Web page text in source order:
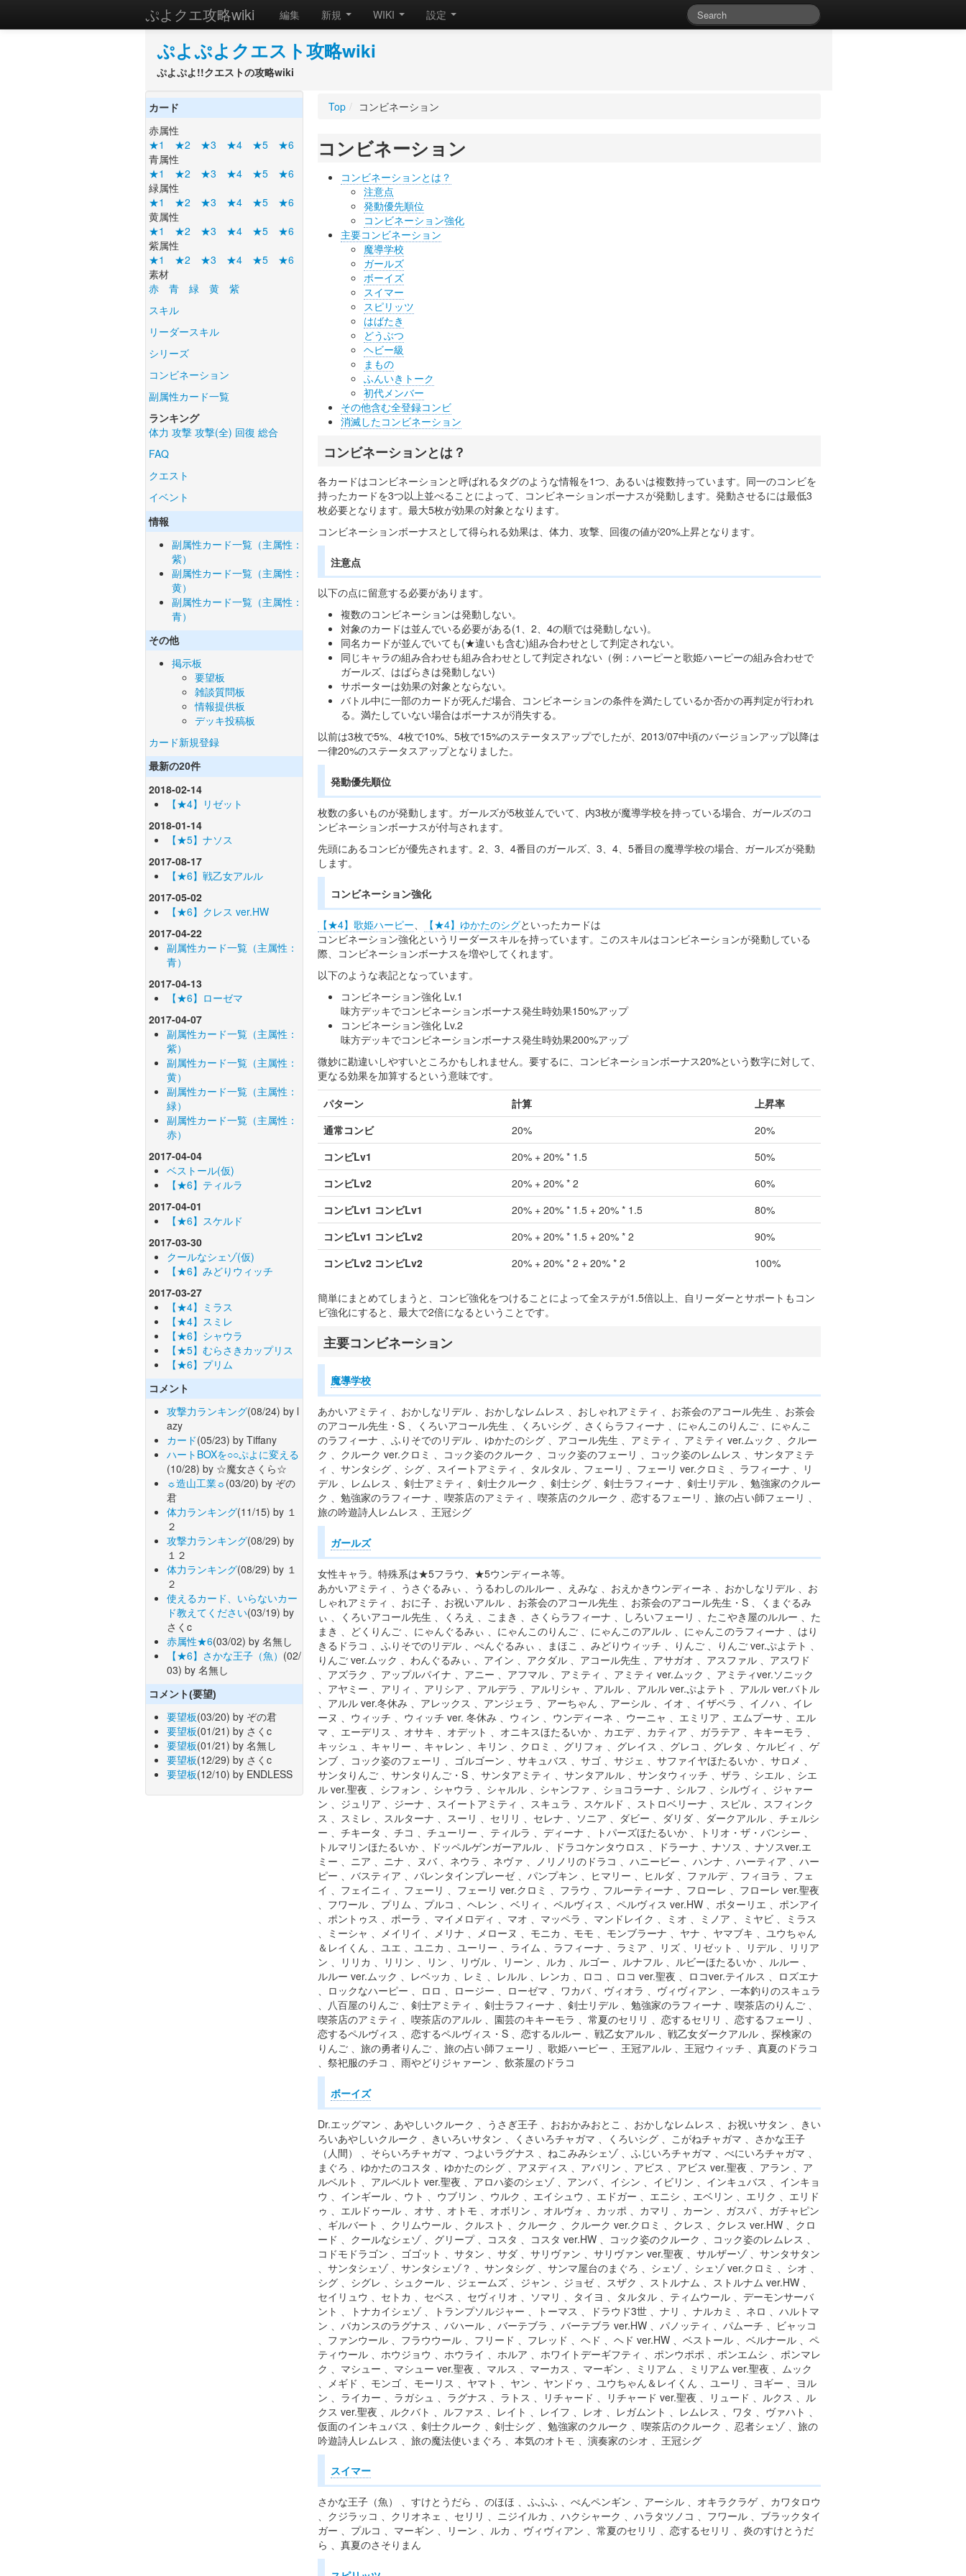
ぷよクエ攻略wiki 編集 新規 WIKI 設定
ぷよぷよクエスト攻略wiki
ぷよぷよ!!クエストの攻略wiki
カード
赤属性
★1
★2 ★3 ★4 ★5
★6
青属性
★1
★2 ★3 ★4 ★5
★6
緑属性
★1
★2 ★3 ★4 ★5
★6
黄属性
★1
★2 ★3 ★4 ★5
★6
紫属性
★1
★2 ★3 ★4 ★5
★6
素材
赤
青 緑 黄
紫
スキル
リーダースキル
シリーズ
コンビネーション
副属性カード一覧
ランキング
体力 攻撃 攻撃(全) 回復 総合
FAQ
クエスト
イベント
情報
副属性カード一覧（主属性：
紫）
副属性カード一覧（主属性：
黄）
副属性カード一覧（主属性：
青）
その他
掲示板
要望板
雑談質問板
情報提供板
デッキ投稿板
カード新規登録
最新の20件
2018-02-14
【★4】リゼット
2018-01-14
【★5】ナソス
2017-08-17
【★6】戦乙女アルル
2017-05-02
【★6】クレス ver.HW
2017-04-22
副属性カード一覧（主属性：
青）
2017-04-13
【★6】ローゼマ
2017-04-07
副属性カード一覧（主属性：
紫）
副属性カード一覧（主属性：
黄）
副属性カード一覧（主属性：
緑）
副属性カード一覧（主属性：
赤）
2017-04-04
ベストール(仮)
【★6】ティルラ
2017-04-01
【★6】スケルド
2017-03-30
クールなシェゾ(仮)
【★6】みどりウィッチ
2017-03-27
【★4】ミラス
【★4】スミレ
【★6】シャウラ
【★5】むらさきカップリス
【★6】プリム
コメント
攻撃力ランキング(08/24) by l
azy
カード(05/23) by Tiffany
ハートBOXを○○ぷよに変える
(10/28) by ☆魔女さくら☆
☼造山工業☼(03/20) by ぞの
君
体力ランキング(11/15) by １
２
攻撃力ランキング(08/29) by
１２
体力ランキング(08/29) by １
２
使えるカード、いらないカー
ド教えてください(03/19) by
さくc
赤属性★6(03/02) by 名無し
【★6】さかな王子（魚） (02/
03) by 名無し
コメント(要望)
要望板(03/20) by ぞの君
要望板(01/21) by さくc
要望板(01/21) by 名無し
要望板(12/29) by さくc
要望板(12/10) by ENDLESS
Top / コンビネーション
コンビネーション
コンビネーションとは？
注意点
発動優先順位
コンビネーション強化
主要コンビネーション
魔導学校
ガールズ
ボーイズ
スイマー
スピリッツ
はばたき
どうぶつ
ヘビー級
まもの
ふんいきトーク
初代メンバー
その他含む全登録コンビ
消滅したコンビネーション
コンビネーションとは？
各カードはコンビネーションと呼ばれるタグのような情報を1つ、あるいは複数持っています。同一のコンビを
持ったカードを3つ以上並べることによって、コンビネーションボーナスが発動します。発動させるには最低3
枚必要となります。最大5枚が効果の対象となります。
コンビネーションボーナスとして得られる効果は、体力、攻撃、回復の値が20%上昇となります。
注意点
以下の点に留意する必要があります。
複数のコンビネーションは発動しない。
対象のカードは並んでいる必要がある(1、2、4の順では発動しない)。
同名カードが並んでいても(★違いも含む)組み合わせとして判定されない。
同じキャラの組み合わせも組み合わせとして判定されない（例：ハーピーと歌姫ハーピーの組み合わせで
ガールズ、はばらきは発動しない)
サポーターは効果の対象とならない。
バトル中に一部のカードが死んだ場合、コンビネーションの条件を満たしているか否かの再判定が行われ
る。満たしていない場合はボーナスが消失する。
以前は3枚で5%、4枚で10%、5枚で15%のステータスアップでしたが、2013/07中頃のバージョンアップ以降は
一律20%のステータスアップとなりました。
発動優先順位
枚数の多いものが発動します。ガールズが5枚並んでいて、内3枚が魔導学校を持っている場合、ガールズのコ
ンビネーションボーナスが付与されます。
先頭にあるコンビが優先されます。2、3、4番目のガールズ、3、4、5番目の魔導学校の場合、ガールズが発動
します。
コンビネーション強化
【★4】歌姫ハーピー 【★4】ゆかたのシグといったカードは
コンビネーション強化というリーダースキルを持っています。このスキルはコンビネーションが発動している
際、コンビネーションボーナスを増やしてくれます。
以下のような表記となっています。
コンビネーション強化 Lv.1
味方デッキでコンビネーションボーナス発生時効果150%アップ
コンビネーション強化 Lv.2
味方デッキでコンビネーションボーナス発生時効果200%アップ
微妙に勘違いしやすいところかもしれません。要するに、コンビネーションボーナス20%という数字に対して、
更なる効果を加算するという意味です。
パターン
計算
上昇率
通常コンビ
20%
20%
コンビLv1
20% + 20% * 1.5
50%
コンビLv2
20% + 20% * 2
60%
コンビLv1 コンビLv1
20% + 20% * 1.5 + 20% * 1.5
80%
コンビLv1 コンビLv2
20% + 20% * 1.5 + 20% * 2
90%
コンビLv2 コンビLv2
20% + 20% * 2 + 20% * 2 100%
簡単にまとめてしまうと、コンビ強化をつけることによって全ステが1.5倍以上、自リーダーとサポートもコン
ビ強化にすると、最大で2倍になるということです。
主要コンビネーション
魔導学校
あかいアミティ 、おかしなリデル 、おかしなレムレス 、おしゃれアミティ 、お茶会のアコール先生 、お茶会
のアコール先生・S 、くろいアコール先生 、くろいシグ 、さくらラフィーナ 、にゃんこのりんご 、にゃんこ
のラフィーナ 、ふりそでのリデル 、ゆかたのシグ 、アコール先生 、アミティ 、アミティ ver.ムック 、クルー
ク 、クルーク ver.クロミ 、コック姿のクルーク 、コック姿のフェーリ 、コック姿のレムレス 、サンタアミテ
ィ 、サンタシグ 、シグ 、スイートアミティ 、タルタル 、フェーリ 、フェーリ ver.クロミ 、ラフィーナ 、リ
デル 、レムレス 、剣士アミティ 、剣士クルーク 、剣士シグ 、剣士ラフィーナ 、剣士リデル 、勉強家のクルー
ク 、勉強家のラフィーナ 、喫茶店のアミティ 、喫茶店のクルーク 、恋するフェーリ 、旅の占い師フェーリ 、
旅の吟遊詩人レムレス 、王冠シグ
ガールズ
女性キャラ。特殊系は★5フラウ、★5ウンディーネ等。
あかいアミティ 、うさぐるみぃ 、うるわしのルルー 、えみな 、おえかきウンディーネ 、おかしなリデル 、お
しゃれアミティ 、おに子 、お祝いアルル 、お茶会のアコール先生 、お茶会のアコール先生・S 、くまぐるみ
ぃ 、くろいアコール先生 、くろえ 、こまき 、さくらラフィーナ 、しろいフェーリ 、たこやき屋のルルー 、た
まき 、どくりんご 、にゃんぐるみぃ 、にゃんこのりんご 、にゃんこのアルル 、にゃんこのラフィーナ 、はり
きるドラコ 、ふりそでのリデル 、ぺんぐるみぃ 、まほこ 、みどりウィッチ 、りんご 、りんご ver.ぷよテト 、
りんご ver.ムック 、わんぐるみぃ 、アイン 、アクダル 、アコール先生 、アサガオ 、アスファル 、アスワド
、アズラク 、アップルパイナ 、アニー 、アフマル 、アミティ 、アミティ ver.ムック 、アミティver.ソニック
、アヤミー 、アリィ 、アリシア 、アルデラ 、アルリシャ 、アルル 、アルル ver.ぷよテト 、アルル ver.バトル
、アルル ver.冬休み 、アレックス 、アンジェラ 、アーちゃん 、アーシル 、イオ 、イザベラ 、イノハ 、イレ
ーヌ 、ウィッチ 、ウィッチ ver. 冬休み 、ウィン 、ウンディーネ 、ウーニャ 、エミリア 、エムプーサ 、エル
マ 、エーデリス 、オサキ 、オデット 、オニキスほたるいか 、カエデ 、カティア 、ガラテア 、キキーモラ 、
キッシュ 、キャリー 、キャレン 、キリン 、クロミ 、グリフォ 、グレイス 、グレコ 、グレタ 、ケルビィ 、ゲ
ンブ 、コック姿のフェーリ 、ゴルゴーン 、サキュバス 、サゴ 、サジェ 、サファイヤほたるいか 、サロメ 、
サンタりんご 、サンタりんご・S 、サンタアミティ 、サンタアルル 、サンタウィッチ 、ザラ 、シエル 、シエ
ル ver.聖夜 、シフォン 、シャウラ 、シャルル 、シャンファ 、ショコラーナ 、シルフ 、シルヴィ 、ジャァー
ン 、ジュリア 、ジーナ 、スイートアミティ 、スキュラ 、スケルド 、ストロベリーナ 、スピル 、スフィンク
ス 、スミレ 、スルターナ 、スーリ 、セリリ 、セレナ 、ソニア 、ダビー 、ダリダ 、ダークアルル 、チェルシ
ー 、チキータ 、チコ 、チューリー 、ティルラ 、ディーナ 、トパーズほたるいか 、トリオ・ザ・バンシー 、
トルマリンほたるいか 、ドッペルゲンガーアルル 、ドラコケンタウロス 、ドラーナ 、ナソス 、ナソスver.エ
ミー 、ニア 、ニナ 、ヌバ 、ネウラ 、ネヴァ 、ノリノリのドラコ 、ハニービー 、ハンナ 、ハーティア 、ハー
ピー 、バスティア 、バレンタインプレーゼ 、パンプキン 、ヒマリー 、ヒルダ 、ファルデ 、フィヨラ 、フェ
イ 、フェイニィ 、フェーリ 、フェーリ ver.クロミ 、フラウ 、フルーティーナ 、フローレ 、フローレ ver.聖夜
、フワール 、プリム 、プルコ 、ヘレン 、ベリィ 、ペルヴィス 、ペルヴィス ver.HW 、ポターリエ 、ポンアイ
、ポントゥス 、ポーラ 、マイメロディ 、マオ 、マッペラ 、マンドレイク 、ミオ 、ミノア 、ミヤビ 、ミラス
、ミーシャ 、メイリイ 、メリナ 、メローヌ 、モニカ 、モモ 、モンブラーナ 、ヤナ 、ヤマブキ 、ユウちゃん
＆レイくん 、ユエ 、ユニカ 、ユーリー 、ライム 、ラフィーナ 、ラミア 、リズ 、リゼット 、リデル 、リリア
ン 、リリカ 、リリン 、リン 、リヴル 、リーン 、ルカ 、ルゴー 、ルナフル 、ルビーほたるいか 、ルルー 、
ルルー ver.ムック 、レベッカ 、レミ 、レルル 、レンカ 、ロコ 、ロコ ver.聖夜 、ロコver.テイルス 、ロズエナ
、ロックなハーピー 、ロロ 、ロージー 、ローゼマ 、ワカバ 、ヴィオラ 、ヴィヴィアン 、一本釣りのスキュラ
、八百屋のりんご 、剣士アミティ 、剣士ラフィーナ 、剣士リデル 、勉強家のラフィーナ 、喫茶店のりんご 、
喫茶店のアミティ 、喫茶店のアルル 、園芸のキキーモラ 、常夏のセリリ 、恋するセリリ 、恋するフェーリ 、
恋するペルヴィス 、恋するペルヴィス・S 、恋するルルー 、戦乙女アルル 、戦乙女ダークアルル 、探検家の
りんご 、旅の勇者りんご 、旅の占い師フェーリ 、歌姫ハーピー 、王冠アルル 、王冠ウィッチ 、真夏のドラコ
、祭祀服のチコ 、雨やどりジャァーン 、飲茶屋のドラコ
ボーイズ
Dr.エッグマン 、あやしいクルーク 、うさぎ王子 、おおかみおとこ 、おかしなレムレス 、お祝いサタン 、きい
ろいあやしいクルーク 、きいろいサタン 、くさいろチャガマ 、くろいシグ 、こがねチャガマ 、さかな王子
（人間） 、そらいろチャガマ 、つよいラグナス 、ねこみみシェゾ 、ふじいろチャガマ 、べにいろチャガマ 、
まぐろ 、ゆかたのコスタ 、ゆかたのシグ 、アヌディス 、アバリン 、アビス 、アビス ver.聖夜 、アラン 、ア
ルベルト 、アルベルト ver.聖夜 、アロハ姿のシェゾ 、アンバ 、イシン 、イビリン 、インキュバス 、インキョ
ウ 、インギール 、ウト 、ウブリン 、ウルク 、エイシュウ 、エドガー 、エニシ 、エベリン 、エリク 、エリド
ゥ 、エルドゥール 、オサ 、オトモ 、オボリン 、オルヴォ 、カッポ 、カマリ 、カーン 、ガスパ 、ガチャピン
、ギルバート 、クリムウール 、クルスト 、クルーク 、クルーク ver.クロミ 、クレス 、クレス ver.HW 、クロ
ード 、クールなシェゾ 、グリープ 、コスタ 、コスタ ver.HW 、コック姿のクルーク 、コック姿のレムレス 、
コドモドラゴン 、ゴゴット 、サタン 、サダ 、サリヴァン 、サリヴァン ver.聖夜 、サルザーゾ 、サンタサタン
、サンタシェゾ 、サンタシェゾ？ 、サンタシグ 、サンマ屋台のまぐろ 、シェゾ 、シェゾ ver.クロミ 、シオ 、
シグ 、シグレ 、シュクール 、ジェームズ 、ジャン 、ジョゼ 、スザク 、ストルナム 、ストルナム ver.HW 、
セイリュウ 、セトカ 、セベス 、セヴィリオ 、ソマリ 、タイヨ 、タルタル 、ティムウール 、デーモンサーバ
ント 、トナカイシェゾ 、トランプソルジャー 、トーマス 、ドラウド3世 、ナリ 、ナルカミ 、ネロ 、ハルトマ
ン 、バカンスのラグナス 、バハール 、バーテブラ 、バーテブラ ver.HW 、パノッティ 、パムーチ 、ビャッコ
、ファンウール 、フラウウール 、フリード 、フレッド 、ヘド 、ヘド ver.HW 、ベストール 、ベルナール 、ペ
ティウール 、ホウジョウ 、ホウライ 、ホルア 、ホワイトデーギフティ 、ポンウポポ 、ポンエムシ 、ポンマレ
ク 、マシュー 、マシュー ver.聖夜 、マルス 、マーカス 、マーギン 、ミリアム 、ミリアム ver.聖夜 、ムック
、メギド 、モンゴ 、モーリス 、ヤマト 、ヤン 、ヤンドゥ 、ユウちゃん＆レイくん 、ユーリ 、ヨギー 、ヨル
ン 、ライカー 、ラガシュ 、ラグナス 、ラトス 、リチャード 、リチャード ver.聖夜 、リュード 、ルクス 、ル
クス ver.聖夜 、ルクバト 、ルファス 、レイト 、レイフ 、レオ 、レガムント 、レムレス 、ワタ 、ヴァハト 、
仮面のインキュバス 、剣士クルーク 、剣士シグ 、勉強家のクルーク 、喫茶店のクルーク 、忍者シェゾ 、旅の
吟遊詩人レムレス 、旅の魔法使いまぐろ 、本気のオトモ 、演奏家のシオ 、王冠シグ
スイマー
さかな王子（魚） 、すけとうだら 、のほほ 、ふふふ 、ぺんペンギン 、アーシル 、オキラクラゲ 、カワタロウ
、クジラッコ 、クリオネェ 、セリリ 、ニジイルカ 、ハクシャーク 、ハラタツノコ 、フワール 、ブラックタイ
ガー 、プルコ 、マーギン 、リーン 、ルカ 、ヴィヴィアン 、常夏のセリリ 、恋するセリリ 、炎のすけとうだ
ら 、真夏のさそりまん